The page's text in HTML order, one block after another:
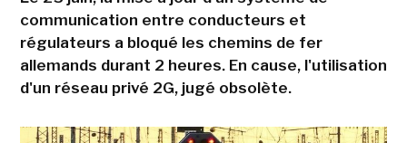
communication entre conducteurs et
régulateurs a bloqué les chemins de fer
allemands durant 2 heures. En cause, l'utilisation
d'un réseau privé 2G, jugé obsolète.